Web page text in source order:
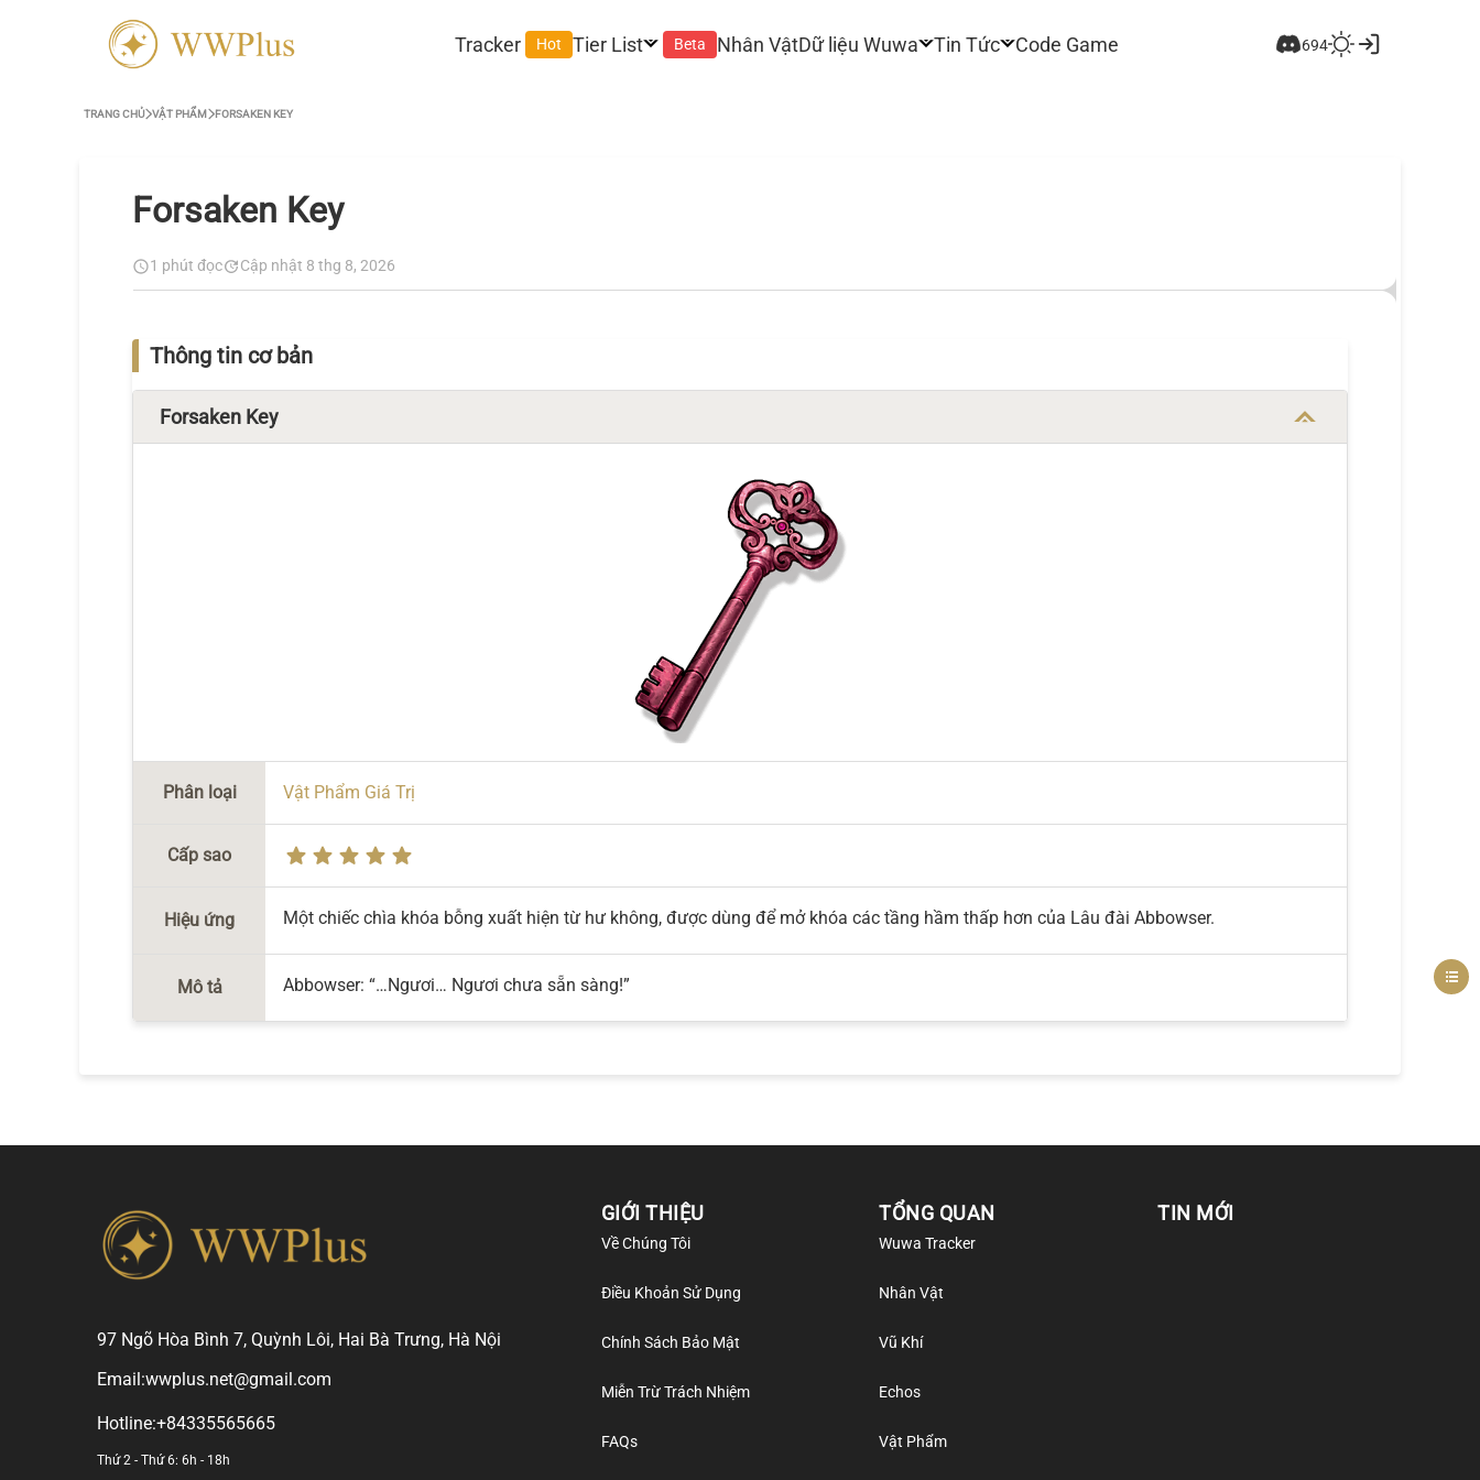
Tracker Hot Tier List Beta Nhân VậtDữ liệu Wuwa Tin Tức Code Game 694
TRANG CHỦ VẬT PHẨM FORSAKEN KEY
Forsaken Key
1 phút đọc Cập nhật 8 thg 8, 2026
Thông tin cơ bản
Forsaken Key
Phân loại Vật Phẩm Giá Trị
Cấp sao
Hiệu ứng Một chiếc chìa khóa bỗng xuất hiện từ hư không, được dùng để mở khóa các tầng hầm thấp hơn của Lâu đài Abbowser.
Mô tả Abbowser: “…Ngươi… Ngươi chưa sẵn sàng!”
97 Ngõ Hòa Bình 7, Quỳnh Lôi, Hai Bà Trưng, Hà Nội
Email:wwplus.net@gmail.com
Hotline:+84335565665
Thứ 2 - Thứ 6: 6h - 18h
GIỚI THIỆU
Về Chúng Tôi
Điều Khoản Sử Dụng
Chính Sách Bảo Mật
Miễn Trừ Trách Nhiệm
FAQs
TỔNG QUAN
Wuwa Tracker
Nhân Vật
Vũ Khí
Echos
Vật Phẩm
TIN MỚI